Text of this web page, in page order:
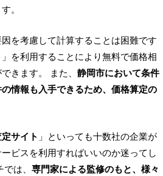
。
を考慮して計算することは困難です
」を利用することにより無料で価格相
きます。 また、 静岡市において条件
情報も入手できるため、価格算定の
サイト 」といっても十数社の企業が
ビスを利用すればいいのか迷ってし
は、 専門家による監修のもと、様々